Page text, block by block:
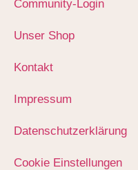
Community-Login
Unser Shop
Kontakt
Impressum
Datenschutzerklärung
Cookie Einstellungen